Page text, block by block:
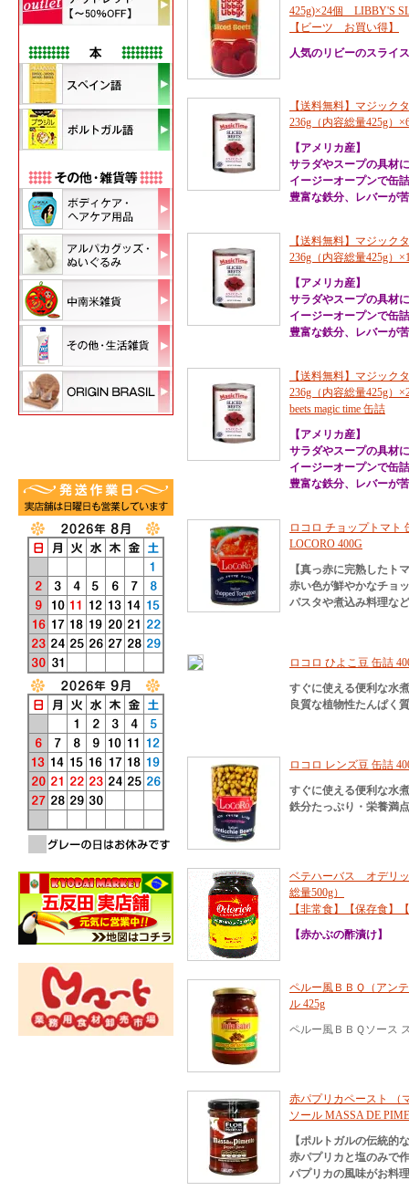
425g)×24個 LIBBY'S
【ビーツ お買い得】
人気のリビーのスライ
【送料無料】マジック
236g（内容総量425g）
【アメリカ産】
サラダやスープの具材に
イージーオープンで缶
豊富な鉄分、レバーが
【送料無料】マジック
236g（内容総量425g）
【アメリカ産】
サラダやスープの具材に
イージーオープンで缶
豊富な鉄分、レバーが
【送料無料】マジック
236g（内容総量425g）
beets magic time 缶詰
【アメリカ産】
サラダやスープの具材に
イージーオープンで缶
豊富な鉄分、レバーが
ロコロ チョップトマト
LOCORO 400G
【真っ赤に完熟したト
赤い色が鮮やかなチョ
パスタや煮込み料理な
ロコロ ひよこ豆 缶詰
すぐに使える便利な水
良質な植物性たんぱく質
ロコロ レンズ豆 缶詰
すぐに使える便利な水
鉄分たっぷり・栄養満
ベテハーバス オデリ
総量500g）
【非常食】【保存食】
【赤かぶの酢漬け】
ペルー風ＢＢＱ（アン
ル 425g
ペルー風ＢＢＱソース
赤パプリカペースト （
ソール MASSA DE
【ポルトガルの伝統的
赤パプリカと塩のみで
パプリカの風味がお料